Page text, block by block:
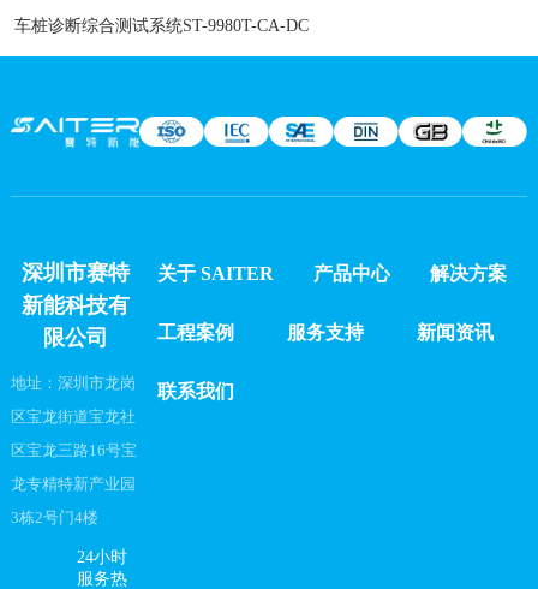
车桩诊断综合测试系统ST-9980T-CA-DC
深圳市赛特
新能科技有
限公司
地址：深圳市龙岗
区宝龙街道宝龙社
区宝龙三路16号宝
龙专精特新产业园
3栋2号门4楼
24小时
服务热
关于 SAITER 产品中心 解决方案
工程案例 服务支持 新闻资讯
联系我们